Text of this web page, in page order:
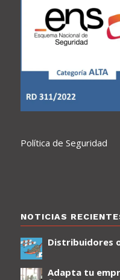
Política de Seguridad
NOTICIAS
Distribuidores
Adapta tu